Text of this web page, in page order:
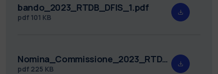
bando_2023_RTDB_DFIS_1.pdf
pdf 101 KB
Nomina_Commissione_2023_RTDB_DFIS_1.pdf
pdf 225 KB